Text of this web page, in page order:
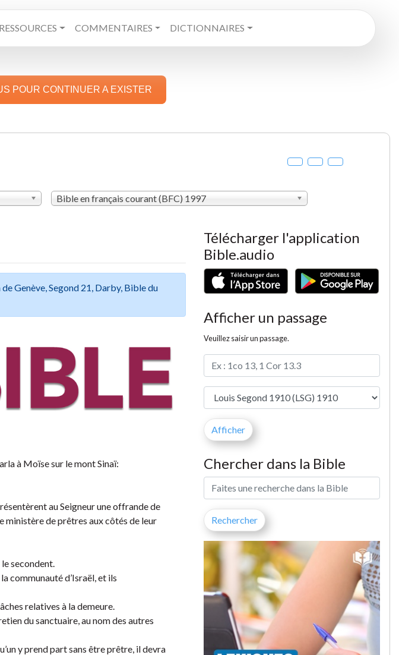
RESSOURCES COMMENTAIRES DICTIONNAIRES
POUR CONTINUER A EXISTER
Bible en français courant (BFC) 1997
Genève, Segond 21, Darby, Bible du
à Moïse sur le mont Sinaï:
au Seigneur une offrande de
ministère de prêtres aux côtés de leur
secondent.
communauté d’Israël, et ils
relatives à la demeure.
du sanctuaire, au nom des autres
y prend part sans être prêtre, il devra
Télécharger l'application
Bible.audio
Afficher un passage
Veuillez saisir un passage.
Chercher dans la Bible